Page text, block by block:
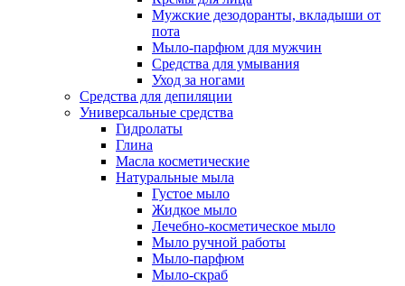
Мужские дезодоранты, вкладыши от
пота
Мыло-парфюм для мужчин
Средства для умывания
Уход за ногами
Средства для депиляции
Универсальные средства
Гидролаты
Глина
Масла косметические
Натуральные мыла
Густое мыло
Жидкое мыло
Лечебно-косметическое мыло
Мыло ручной работы
Мыло-парфюм
Мыло-скраб